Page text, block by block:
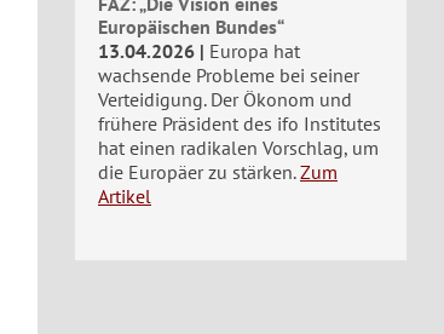
Europäischen Bundes“
13.04.2026
Europa hat
wachsende Probleme bei seiner
Verteidigung. Der Ökonom und
frühere Präsident des ifo Institutes
hat einen radikalen Vorschlag, um
die Europäer zu stärken. Zum
Artikel